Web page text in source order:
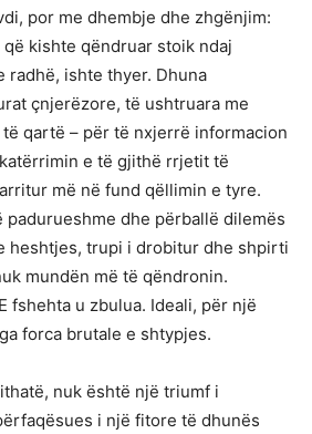
por me dhembje dhe zhgënjim:
kishte qëndruar stoik ndaj
radhë, ishte thyer. Dhuna
çnjerëzore, të ushtruara me
qartë – për të nxjerrë informacion
e të gjithë rrjetit të
më në fund qëllimin e tyre.
padurueshme dhe përballë dilemës
heshtjes, trupi i drobitur dhe shpirti
mundën më të qëndronin.
fshehta u zbulua. Ideali, për një
forca brutale e shtypjes.
nuk është një triumf i
i një fitore të dhunës